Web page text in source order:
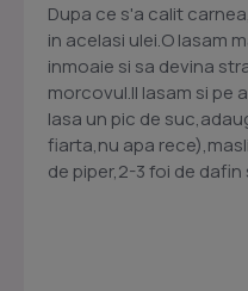
Dupa ce s'a calit
in acelasi ulei.O lasam
inmoaie si sa devina
morcovul.Il lasam si pe
lasa un pic de
fiarta,nu apa
de piper,2-3 foi de dafin